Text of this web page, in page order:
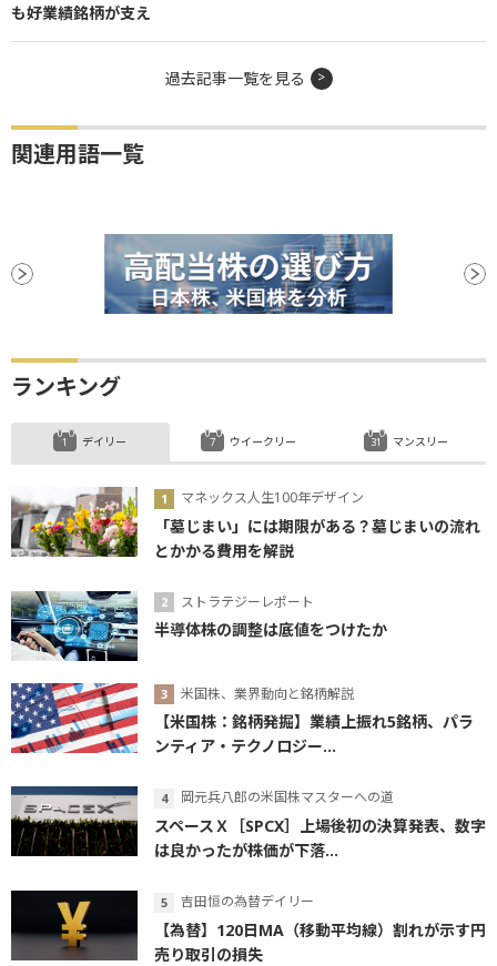
も好業績銘柄が支え
過去記事一覧を見る
関連用語一覧
ランキング
デイリー
マネックス人生100年デザイン
「墓じまい」には期限がある？墓じまいの流れ
とかかる費用を解説
ストラテジーレポート
半導体株の調整は底値をつけたか
米国株、業界動向と銘柄解説
【米国株：銘柄発掘】業績上振れ5銘柄、パラ
ンティア・テクノロジー...
岡元兵八郎の米国株マスターへの道
スペースＸ［SPCX］上場後初の決算発表、数字
は良かったが株価が下落...
吉田恒の為替デイリー
【為替】120日MA（移動平均線）割れが示す円
売り取引の損失
ウイークリー マンスリー